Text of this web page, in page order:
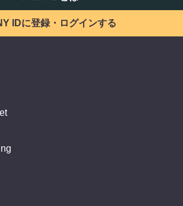
IDに登録・ログインする